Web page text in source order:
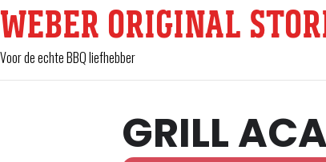
WEBER ORIGINAL
Voor de echte BBQ liefhebber
GRILL